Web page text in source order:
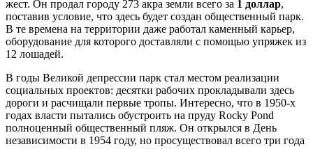
жест. Он продал городу 273 акра земли всего за 1 доллар,
поставив условие, что здесь будет создан общественный парк.
В те времена на территории даже работал каменный карьер,
оборудование для которого доставляли с помощью упряжек из
12 лошадей.
В годы Великой депрессии парк стал местом реализации
социальных проектов: десятки рабочих прокладывали здесь
дороги и расчищали первые тропы. Интересно, что в 1950-х
годах власти пытались обустроить на пруду Rocky Pond
полноценный общественный пляж. Он открылся в День
независимости в 1954 году, но просуществовал всего три года